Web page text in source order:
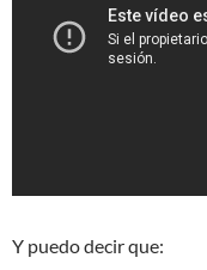
Y puedo decir que: